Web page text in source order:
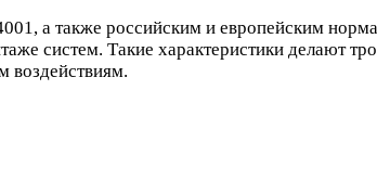
а также российским и европейским
систем. Такие характеристики
воздействиям.